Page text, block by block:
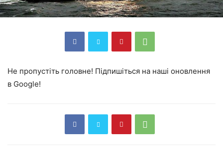
Не пропустіть головне! Підпишіться на наші оновлення
в Google!